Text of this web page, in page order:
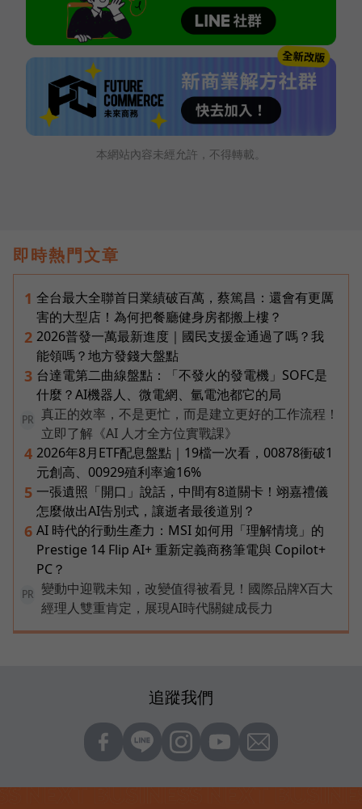
本網站內容未經允許，不得轉載。
即時熱門文章
1 全台最大全聯首日業績破百萬，蔡篤昌：還會有更厲
害的大型店！為何把餐廳健身房都搬上樓？
2 2026普發一萬最新進度｜國民支援金通過了嗎？我
能領嗎？地方發錢大盤點
3 台達電第二曲線盤點：「不發火的發電機」SOFC是
什麼？AI機器人、微電網、氫電池都它的局
PR
真正的效率，不是更忙，而是建立更好的工作流程！
立即了解《AI 人才全方位實戰課》
4 2026年8月ETF配息盤點｜19檔一次看，00878衝破1
元創高、00929殖利率逾16%
5 一張遺照「開口」說話，中間有8道關卡！翊嘉禮儀
怎麼做出AI告別式，讓逝者最後道別？
6 AI 時代的行動生產力：MSI 如何用「理解情境」的
Prestige 14 Flip AI+ 重新定義商務筆電與 Copilot+
PC？
PR
變動中迎戰未知，改變值得被看見！國際品牌X百大
經理人雙重肯定，展現AI時代關鍵成長力
追蹤我們